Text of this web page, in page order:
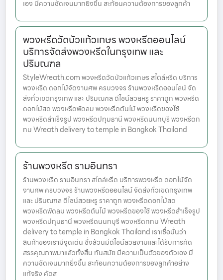
เอง มีความชัดเจนมากยิ่งขึ้น สะท้อนความต้องการของลูกค้า
พวงหรีดวัดบัวแก้วเกษร พวงหรีดออนไลน์
บริการจัดส่งพวงหรีดในกรุงเทพ และ
ปริมณฑล
StyleWreath.com พวงหรีดวัดบัวแก้วเกษร สไตล์หรีด บริการ
พวงหรีด ดอกไม้จัดงานศพ ครบวงจร ร้านพวงหรีดออนไลน์ จัด
ส่งทั่วเขตกรุงเทพ และ ปริมณฑล ดีไซน์สวยหรู ราคาถูก พวงหรีด
ดอกไม้สด พวงหรีดพัดลม พวงหรีดต้นไม้ พวงหรีดของใช้
พวงหรีดสำเร็จรูป พวงหรีดปทุมธานี พวงหรีดนนทบุรี พวงหรีดก
ทม Wreath delivery to temple in Bangkok Thailand
ร้านพวงหรีด รามอินทรา
ร้านพวงหรีด รามอินทรา สไตล์หรีด บริการพวงหรีด ดอกไม้จัด
งานศพ ครบวงจร ร้านพวงหรีดออนไลน์ จัดส่งทั่วเขตกรุงเทพ
และ ปริมณฑล ดีไซน์สวยหรู ราคาถูก พวงหรีดดอกไม้สด
พวงหรีดพัดลม พวงหรีดต้นไม้ พวงหรีดของใช้ พวงหรีดสำเร็จรูป
พวงหรีดปทุมธานี พวงหรีดนนทบุรี พวงหรีดกทม Wreath
delivery to temple in Bangkok Thailand เราเชื่อมั่นว่า
สินค้าของเรามีจุดเด่น ซึ่งล้วนมีดีไซน์สวยงามและได้รับการคัด
สรรคุณภาพมาแล้วทั้งสิ้น ทันสมัย มีความเป็นตัวของตัวเอง มี
ความชัดเจนมากยิ่งขึ้น สะท้อนความต้องการของลูกค้าอย่าง
แท้จริง คัดส